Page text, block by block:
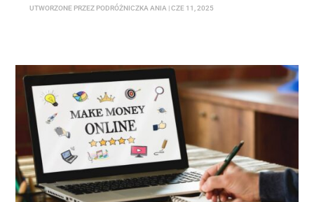
UTWORZONE PRZEZ PODRÓŻNICZKA ANIA |CZE 11, 2025